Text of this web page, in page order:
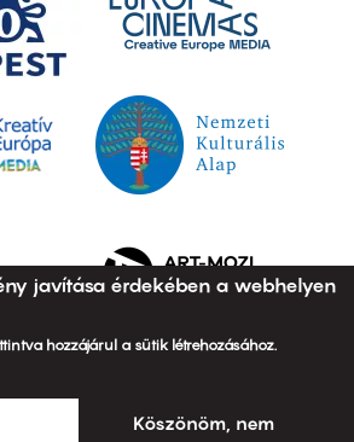
javítása érdekében a webhelyen
hozzájárul a sütik létrehozásához.
Köszönöm, nem